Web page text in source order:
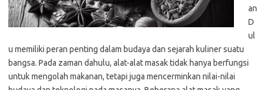
an
D
ul
u memiliki peran penting dalam budaya dan sejarah kuliner suatu
bangsa. Pada zaman dahulu, alat-alat masak tidak hanya berfungsi
untuk mengolah makanan, tetapi juga mencerminkan nilai-nilai